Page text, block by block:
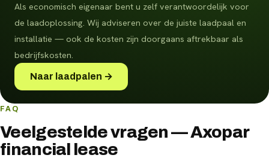
Als economisch eigenaar bent u zelf verantwoordelijk voor
de laadoplossing. Wij adviseren over de juiste laadpaal en
installatie — ook de kosten zijn doorgaans aftrekbaar als
bedrijfskosten.
Naar laadpalen →
FAQ
Veelgestelde vragen — Axopar
financial lease